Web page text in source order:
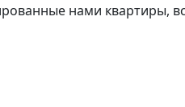
нами квартиры,